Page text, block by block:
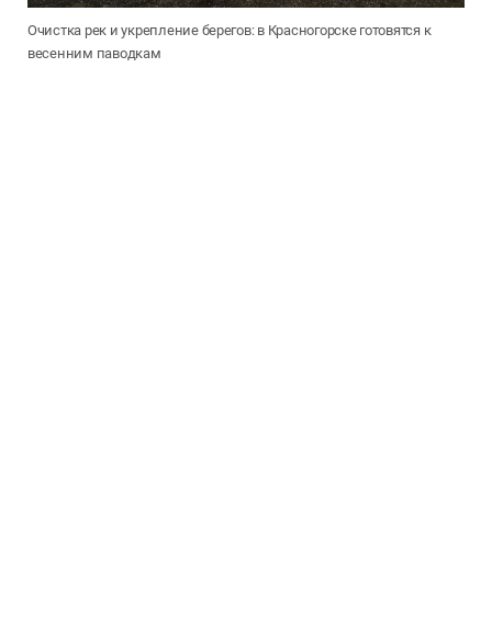
Очистка рек и укрепление берегов: в Красногорске готовятся к
весенним паводкам